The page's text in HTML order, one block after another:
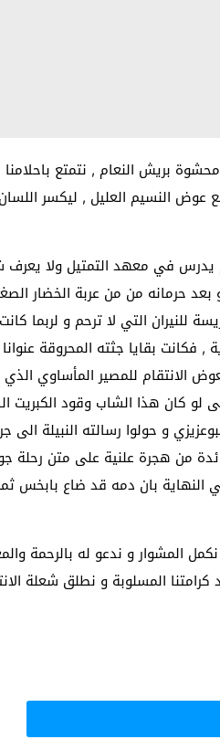
بريش النعام , نتمتع
النسيم العليل , ليكسر
في معهد التمتيل ولا يعرف
بعد حرمانه من من عربة الخضار
للنيران التي لا ترحم و لربما
بقايا جثته المحروقة
الانتقام للمصير المأساوي
لو كان هذا الشاب وقود الكبريت
و حولوا رسالته النبيلة الى
من هجرة علنية على متن رحلة
بان دمه قد ضاع بابخس
المشوار و ندعو له بالرحمة
المسلوبة و نطلق شعلة